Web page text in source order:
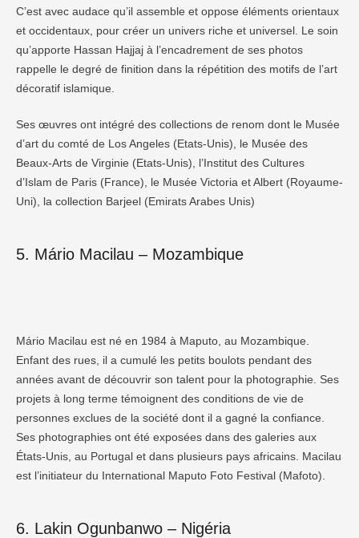
C’est avec audace qu’il assemble et oppose éléments orientaux
et occidentaux, pour créer un univers riche et universel. Le soin
qu’apporte Hassan Hajjaj à l’encadrement de ses photos
rappelle le degré de finition dans la répétition des motifs de l’art
décoratif islamique.
Ses œuvres ont intégré des collections de renom dont le Musée
d’art du comté de Los Angeles (Etats-Unis), le Musée des
Beaux-Arts de Virginie (Etats-Unis), l’Institut des Cultures
d’Islam de Paris (France), le Musée Victoria et Albert (Royaume-
Uni), la collection Barjeel (Emirats Arabes Unis)
5. Mário Macilau – Mozambique
Mário Macilau est né en 1984 à Maputo, au Mozambique.
Enfant des rues, il a cumulé les petits boulots pendant des
années avant de découvrir son talent pour la photographie. Ses
projets à long terme témoignent des conditions de vie de
personnes exclues de la société dont il a gagné la confiance.
Ses photographies ont été exposées dans des galeries aux
États-Unis, au Portugal et dans plusieurs pays africains. Macilau
est l’initiateur du International Maputo Foto Festival (Mafoto).
6. Lakin Ogunbanwo – Nigéria